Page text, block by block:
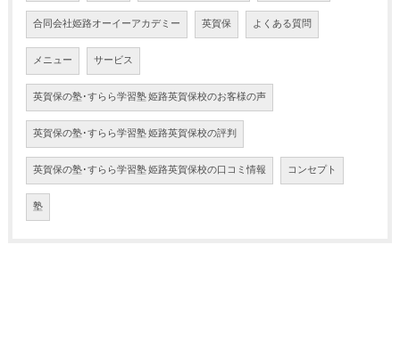
合同会社姫路オーイーアカデミー 英賀保 よくある質問
メニュー サービス
英賀保の塾･すらら学習塾 姫路英賀保校のお客様の声
英賀保の塾･すらら学習塾 姫路英賀保校の評判
英賀保の塾･すらら学習塾 姫路英賀保校の口コミ情報 コンセプト
塾